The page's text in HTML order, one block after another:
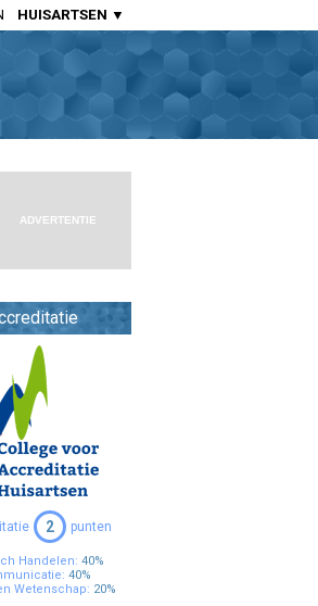
HUISARTSEN ▼
Apothekers
Apothekers
Assistenten
Gehandicapten
ADVERTENTIE
2 punten
Handelen: 40%
40%
Wetenschap: 20%